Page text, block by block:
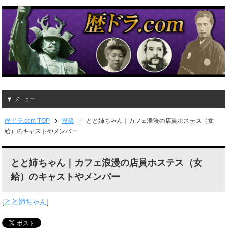
メニュー
歴ドラ.com TOP 投稿
とと姉ちゃん｜カフェ浪漫の店員ホステス（女
給）のキャストやメンバー
とと姉ちゃん｜カフェ浪漫の店員ホステス（女
給）のキャストやメンバー
[とと姉ちゃん]